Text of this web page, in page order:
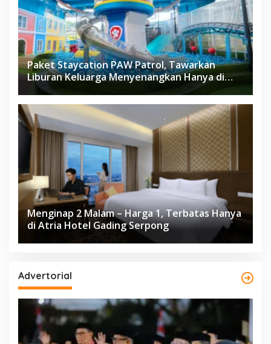
Paket Staycation PAW Patrol, Tawarkan
Liburan Keluarga Menyenangkan Hanya di
Herloom Hotel BSD
Menginap 2 Malam – Harga 1, Terbatas Hanya
di Atria Hotel Gading Serpong
Advertorial